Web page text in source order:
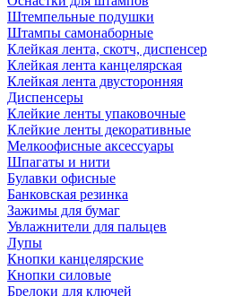
Штемпельные подушки
Штампы самонаборные
Клейкая лента, скотч, диспенсер
Клейкая лента канцелярская
Клейкая лента двусторонняя
Диспенсеры
Клейкие ленты упаковочные
Клейкие ленты декоративные
Мелкоофисные аксессуары
Шпагаты и нити
Булавки офисные
Банковская резинка
Зажимы для бумаг
Увлажнители для пальцев
Лупы
Кнопки канцелярские
Кнопки силовые
Брелоки для ключей